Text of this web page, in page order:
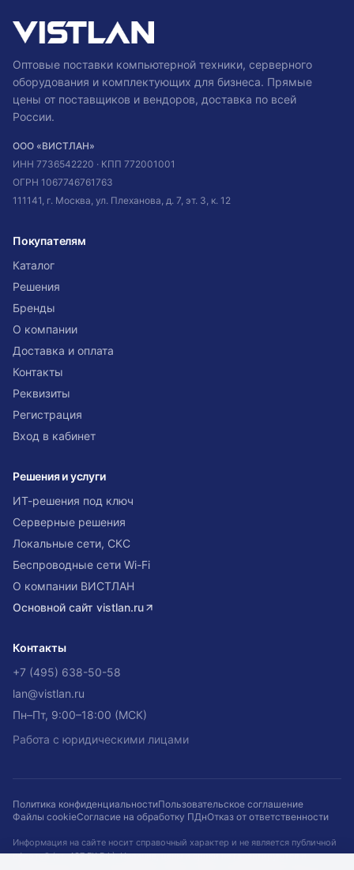
Оптовые поставки компьютерной техники, серверного
оборудования и комплектующих для бизнеса. Прямые
цены от поставщиков и вендоров, доставка по всей
России.
ООО «ВИСТЛАН»
ИНН 7736542220 · КПП 772001001
ОГРН 1067746761763
111141, г. Москва, ул. Плеханова, д. 7, эт. 3, к. 12
Покупателям
Каталог
Решения
Бренды
О компании
Доставка и оплата
Контакты
Реквизиты
Регистрация
Вход в кабинет
Решения и услуги
ИТ-решения под ключ
Серверные решения
Локальные сети, СКС
Беспроводные сети Wi-Fi
О компании ВИСТЛАН
Основной сайт vistlan.ru
Контакты
+7 (495) 638-50-58
lan@vistlan.ru
Пн–Пт, 9:00–18:00 (МСК)
Работа с юридическими лицами
Политика конфиденциальностиПользовательское соглашение
Файлы cookieСогласие на обработку ПДнОтказ от ответственности
Информация на сайте носит справочный характер и не является публичной
офертой (ст. 437 ГК РФ). Наличие, цены и сроки не гарантируются и